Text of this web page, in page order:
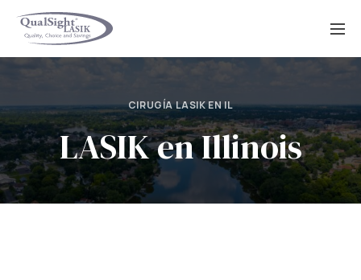
Saltar
contenido
CIRUGÍA LASIK EN IL
LASIK en Illinois